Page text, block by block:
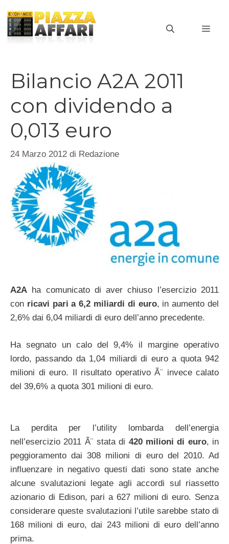
contenuto
Bilancio A2A 2011
con dividendo a
0,013 euro
24 Marzo 2012 di Redazione
A2A ha comunicato di aver chiuso l’esercizio 2011
con ricavi pari a 6,2 miliardi di euro, in aumento del
2,6% dai 6,04 miliardi di euro dell’anno precedente.
Ha segnato un calo del 9,4% il margine operativo
lordo, passando da 1,04 miliardi di euro a quota 942
milioni di euro. Il risultato operativo Ã¨ invece calato
del 39,6% a quota 301 milioni di euro.
La perdita per l’utility lombarda dell’energia
nell’esercizio 2011 Ã¨ stata di 420 milioni di euro, in
peggioramento dai 308 milioni di euro del 2010. Ad
influenzare in negativo questi dati sono state anche
alcune svalutazioni legate agli accordi sul riassetto
azionario di Edison, pari a 627 milioni di euro. Senza
considerare queste svalutazioni l’utile sarebbe stato di
168 milioni di euro, dai 243 milioni di euro dell’anno
prima.